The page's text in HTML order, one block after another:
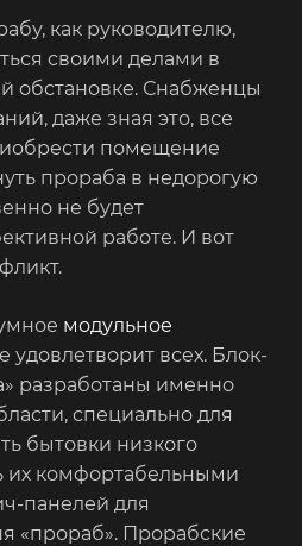
как руководителю,
своими делами в
обстановке. Снабженцы
даже зная это, все
помещение
прораба в недорогую
не будет
работе. И вот
модульное
удовлетворит всех. Блок-
разработаны именно
специально для
бытовки низкого
их комфортабельными
панелей для
«прораб». Прорабские